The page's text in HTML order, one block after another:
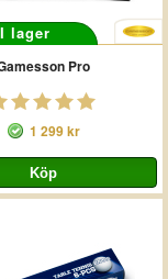
I lager
Pro
1 299 kr